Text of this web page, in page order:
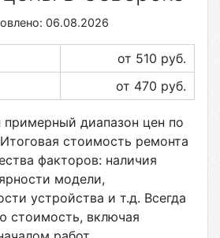
06.08.2026
от 510 руб.
от 470 руб.
примерный диапазон цен по
стоимость ремонта
факторов: наличия
модели,
устройства и т.д. Всегда
стоимость, включая